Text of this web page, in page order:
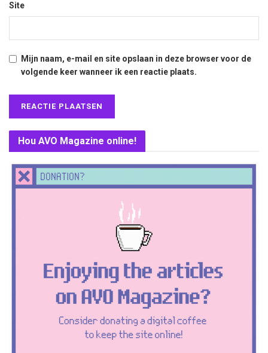
Site
Mijn naam, e-mail en site opslaan in deze browser voor de
volgende keer wanneer ik een reactie plaats.
Hou AVO Magazine online!